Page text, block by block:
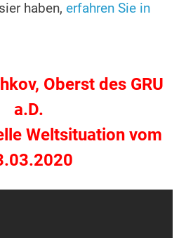
haben,erfahren Sie in
Oberst des GRU
a.D.
Weltsituation vom